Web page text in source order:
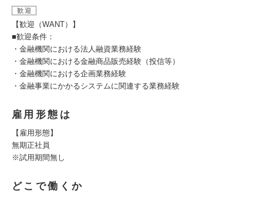
歓迎
【歓迎（WANT）】
■歓迎条件：
・金融機関における法人融資業務経験​
・金融機関における金融商品販売経験（投信等）
・金融機関における企画業務経験
・金融事業にかかるシステムに関連する業務経験
雇用形態は
【雇用形態】
無期正社員
※試用期間無し
どこで働くか